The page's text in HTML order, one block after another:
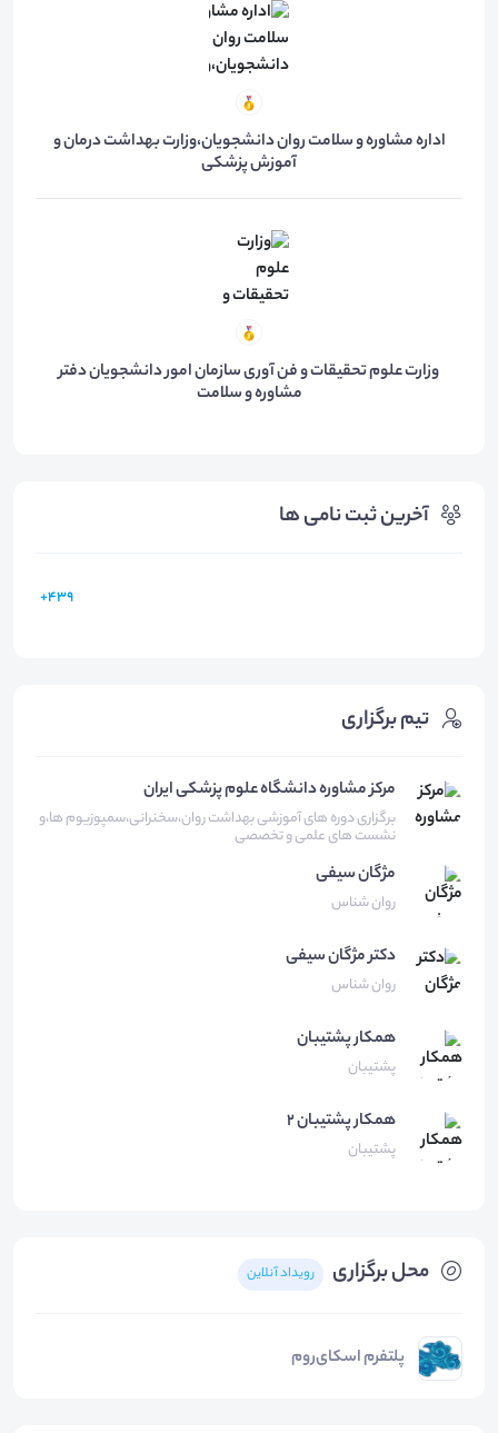
آخرین ثبت نامی ها
439+
محل برگزاری رویداد آنلاین
پلتفرم اسکای‌روم
تیم برگزاری
مرکز مشاوره دانشگاه علوم پزشکی ایران
برگزاری دوره های آموزشی بهداشت روان،سخنرانی،سمپوزیوم ها،و
نشست های علمی و تخصصی
مژگانسیفی
روان شناس
دکتر مژگانسیفی
روان شناس
همکارپشتیبان
پشتیبان
همکارپشتیبان 2
پشتیبان
اداره مشاوره و سلامت روان دانشجویان،وزارت بهداشت درمان و
آموزش پزشکی
وزارت علوم تحقیقات و فن آوری سازمان امور دانشجویان دفتر
مشاوره و سلامت